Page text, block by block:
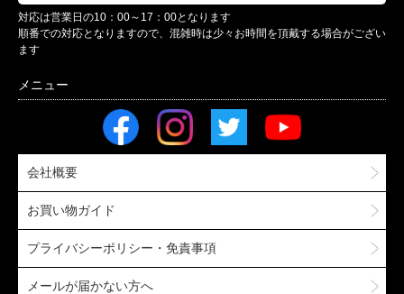
対応は営業日の10：00～17：00となります
順番での対応となりますので、混雑時は少々お時間を頂戴する場合がござい
ます
会社概要
お買い物ガイド
プライバシーポリシー・免責事項
メールが届かない方へ